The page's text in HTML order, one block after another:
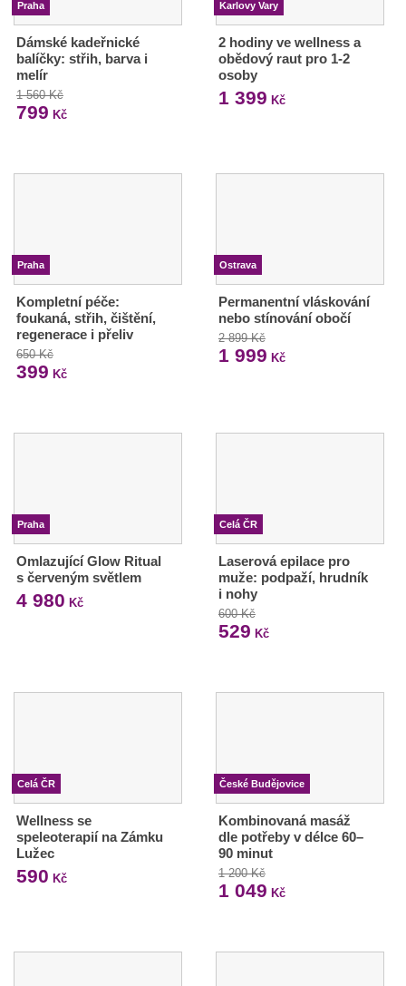
Praha
Dámské kadeřnické
balíčky: střih, barva i
melír
1 560 Kč
799 Kč
Karlovy Vary
2 hodiny ve wellness a
obědový raut pro 1-2
osoby
1 399 Kč
Praha
Kompletní péče:
foukaná, střih, čištění,
regenerace i přeliv
650 Kč
399 Kč
Ostrava
Permanentní vláskování
nebo stínování obočí
2 899 Kč
1 999 Kč
Praha
Omlazující Glow Ritual
s červeným světlem
4 980 Kč
Celá ČR
Laserová epilace pro
muže: podpaží, hrudník
i nohy
600 Kč
529 Kč
Celá ČR
Wellness se
speleoterapií na Zámku
Lužec
590 Kč
České Budějovice
Kombinovaná masáž
dle potřeby v délce 60–
90 minut
1 200 Kč
1 049 Kč